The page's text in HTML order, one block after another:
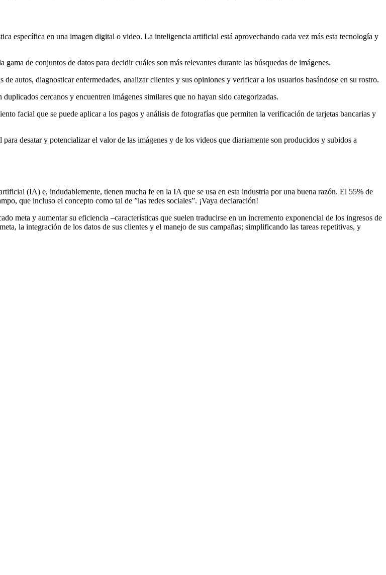
específica en una imagen digital o video. La inteligencia artificial está aprovechando cada vez más esta tecnología y
de conjuntos de datos para decidir cuáles son más relevantes durante las búsquedas de imágenes.
autos, diagnosticar enfermedades, analizar clientes y sus opiniones y verificar a los usuarios basándose en su rostro.
cercanos y encuentren imágenes similares que no hayan sido categorizadas.
facial que se puede aplicar a los pagos y análisis de fotografías que permiten la verificación de tarjetas bancarias y
desatar y potencializar el valor de las imágenes y de los videos que diariamente son producidos y subidos a
(IA) e, indudablemente, tienen mucha fe en la IA que se usa en esta industria por una buena razón. El 55% de
que incluso el concepto como tal de ”las redes sociales”. ¡Vaya declaración!
meta y aumentar su eficiencia –características que suelen traducirse en un incremento exponencial de los ingresos de
la integración de los datos de sus clientes y el manejo de sus campañas; simplificando las tareas repetitivas, y